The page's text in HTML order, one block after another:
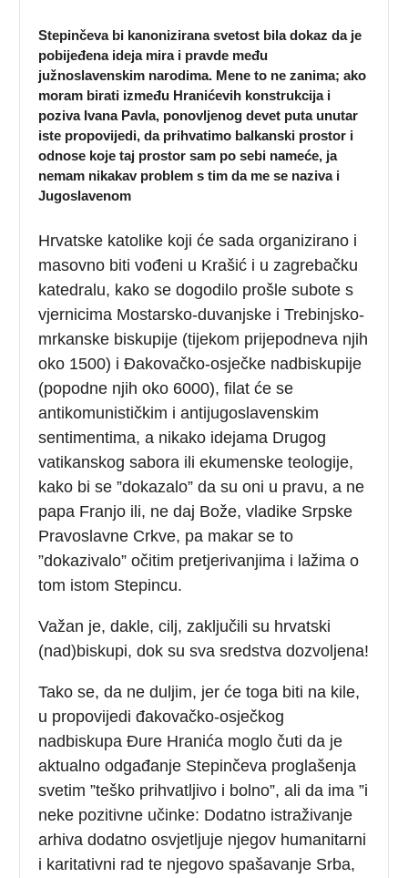
Stepinčeva bi kanonizirana svetost bila dokaz da je
pobijeđena ideja mira i pravde među
južnoslavenskim narodima. Mene to ne zanima; ako
moram birati između Hranićevih konstrukcija i
poziva Ivana Pavla, ponovljenog devet puta unutar
iste propovijedi, da prihvatimo balkanski prostor i
odnose koje taj prostor sam po sebi nameće, ja
nemam nikakav problem s tim da me se naziva i
Jugoslavenom
Hrvatske katolike koji će sada organizirano i
masovno biti vođeni u Krašić i u zagrebačku
katedralu, kako se dogodilo prošle subote s
vjernicima Mostarsko-duvanjske i Trebinjsko-
mrkanske biskupije (tijekom prijepodneva njih
oko 1500) i Đakovačko-osječke nadbiskupije
(popodne njih oko 6000), filat će se
antikomunističkim i antijugoslavenskim
sentimentima, a nikako idejama Drugog
vatikanskog sabora ili ekumenske teologije,
kako bi se ”dokazalo” da su oni u pravu, a ne
papa Franjo ili, ne daj Bože, vladike Srpske
Pravoslavne Crkve, pa makar se to
”dokazivalo” očitim pretjerivanjima i lažima o
tom istom Stepincu.
Važan je, dakle, cilj, zaključili su hrvatski
(nad)biskupi, dok su sva sredstva dozvoljena!
Tako se, da ne duljim, jer će toga biti na kile,
u propovijedi đakovačko-osječkog
nadbiskupa Đure Hranića moglo čuti da je
aktualno odgađanje Stepinčeva proglašenja
svetim ”teško prihvatljivo i bolno”, ali da ima ”i
neke pozitivne učinke: Dodatno istraživanje
arhiva dodatno osvjetljuje njegov humanitarni
i karitativni rad te njegovo spašavanje Srba,